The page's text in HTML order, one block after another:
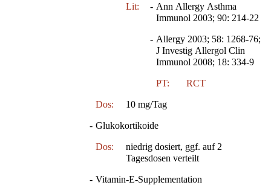
Lit: - Ann Allergy Asthma
Immunol 2003; 90: 214-22
- Allergy 2003; 58: 1268-76;
J Investig Allergol Clin
Immunol 2008; 18: 334-9
PT: RCT
Dos: 10 mg/Tag
- Glukokortikoide
Dos:
niedrig dosiert, ggf. auf 2
Tagesdosen verteilt
- Vitamin-E-Supplementation